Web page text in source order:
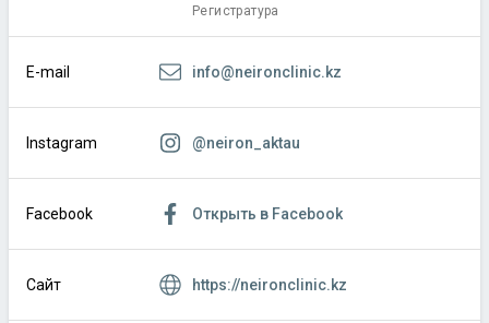
Регистратура
E-mail info@neironclinic.kz
Instagram @neiron_aktau
Facebook Открыть в Facebook
Сайт https://neironclinic.kz